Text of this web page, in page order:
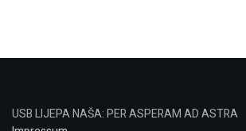
USB LIJEPA NAŠA: PER ASPERAM AD ASTRA